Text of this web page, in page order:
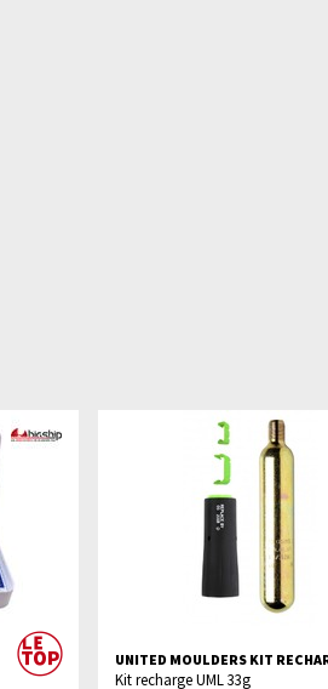
UNITED MOULDERS KIT
Kit recharge UML 33g